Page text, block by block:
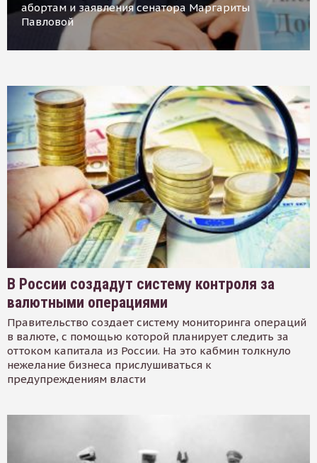
абортам и заявления сенатора Маргариты
Павловой
В России создадут систему контроля за
валютными операциями
Правительство создает систему мониторинга операций
в валюте, с помощью которой планирует следить за
оттоком капитала из России. На это кабмин толкнуло
нежелание бизнеса прислушиваться к
предупреждениям власти